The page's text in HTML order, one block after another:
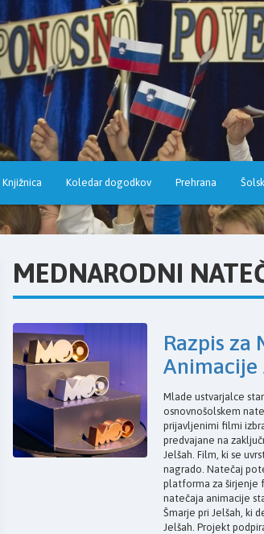
Knjižnica Koledar dogodkov Prehrana
MEDNARODNI
Razpis za
Animacije
Mlade ustvarjalce
osnovnošolskem
prijavljenimi filmi
predvajane na
Jelšah. Film, ki se
nagrado. Natečaj
platforma za širjenje
natečaja animacije
Šmarje pri Jelšah, ki
Jelšah. Projekt